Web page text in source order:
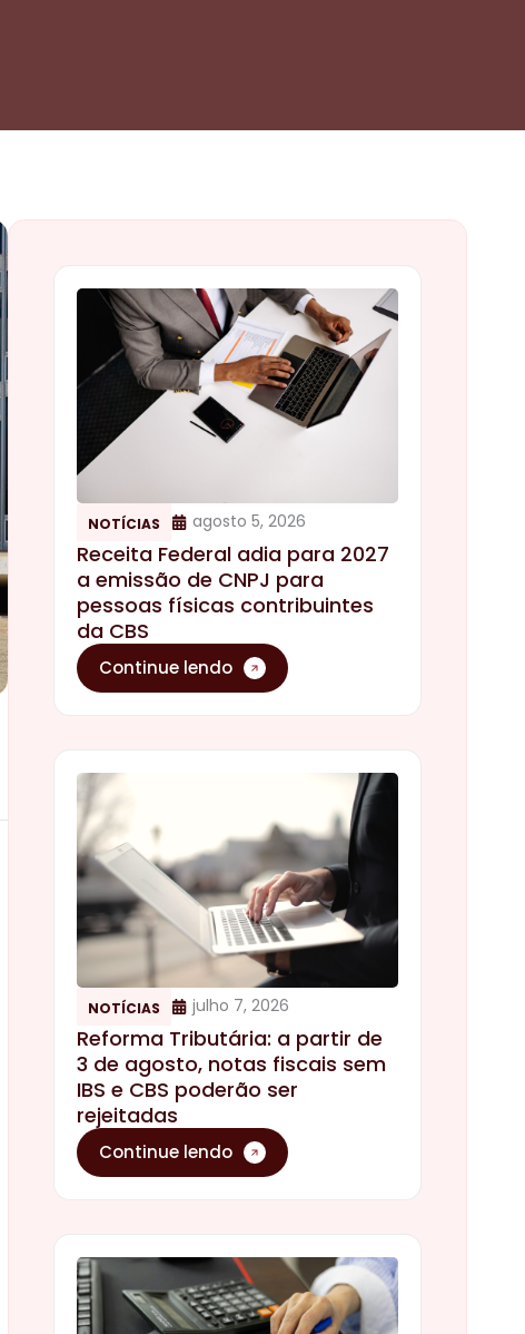
NOTÍCIAS agosto 5, 2026
Receita Federal adia para 2027
a emissão de CNPJ para
pessoas físicas contribuintes
da CBS
Continue lendo
NOTÍCIAS julho 7, 2026
Reforma Tributária: a partir de
3 de agosto, notas fiscais sem
IBS e CBS poderão ser
rejeitadas
Continue lendo